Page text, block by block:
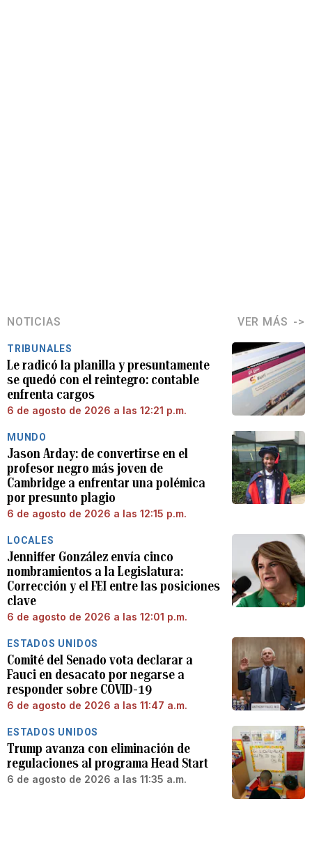
NOTICIAS VER MÁS
TRIBUNALES
Le radicó la planilla y presuntamente
se quedó con el reintegro: contable
enfrenta cargos
6 de agosto de 2026 a las 12:21 p.m.
MUNDO
Jason Arday: de convertirse en el
profesor negro más joven de
Cambridge a enfrentar una polémica
por presunto plagio
6 de agosto de 2026 a las 12:15 p.m.
LOCALES
Jenniffer González envía cinco
nombramientos a la Legislatura:
Corrección y el FEI entre las posiciones
clave
6 de agosto de 2026 a las 12:01 p.m.
ESTADOS UNIDOS
Comité del Senado vota declarar a
Fauci en desacato por negarse a
responder sobre COVID-19
6 de agosto de 2026 a las 11:47 a.m.
ESTADOS UNIDOS
Trump avanza con eliminación de
regulaciones al programa Head Start
6 de agosto de 2026 a las 11:35 a.m.